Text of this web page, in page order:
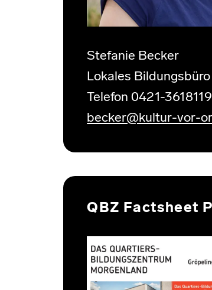
Stefanie Becker
Lokales
Telefon 0421-
becker@kultur-vor-
QBZ Factsheet